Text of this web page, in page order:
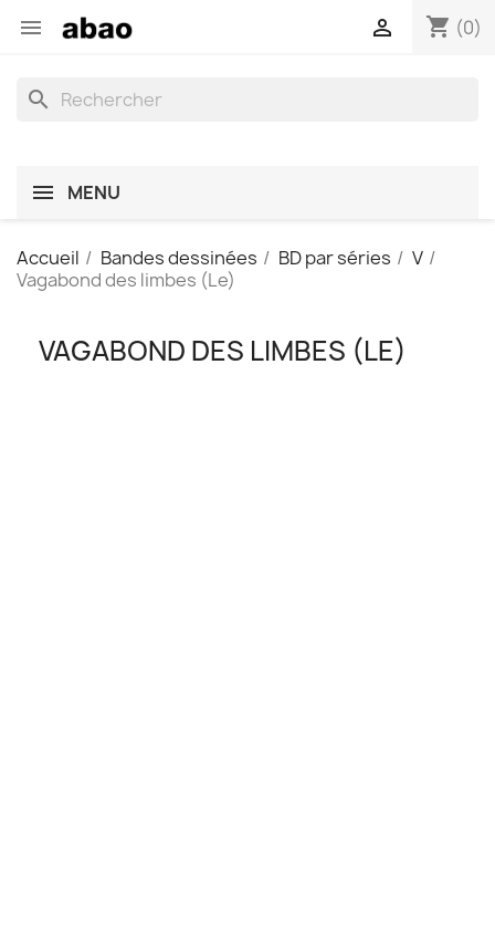
 shopping_cart (0)

search
MENU
Accueil Bandes dessinées BD par séries
V
Vagabond des limbes (Le)
VAGABOND DES LIMBES (LE)